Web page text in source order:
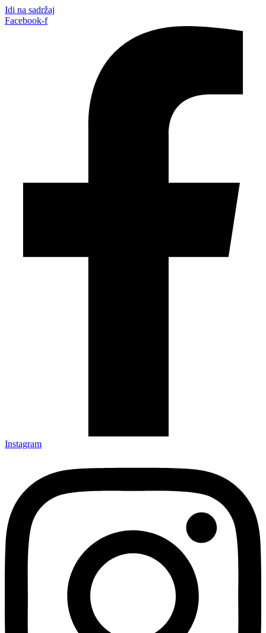
Idi na sadržaj
Facebook-f
Instagram